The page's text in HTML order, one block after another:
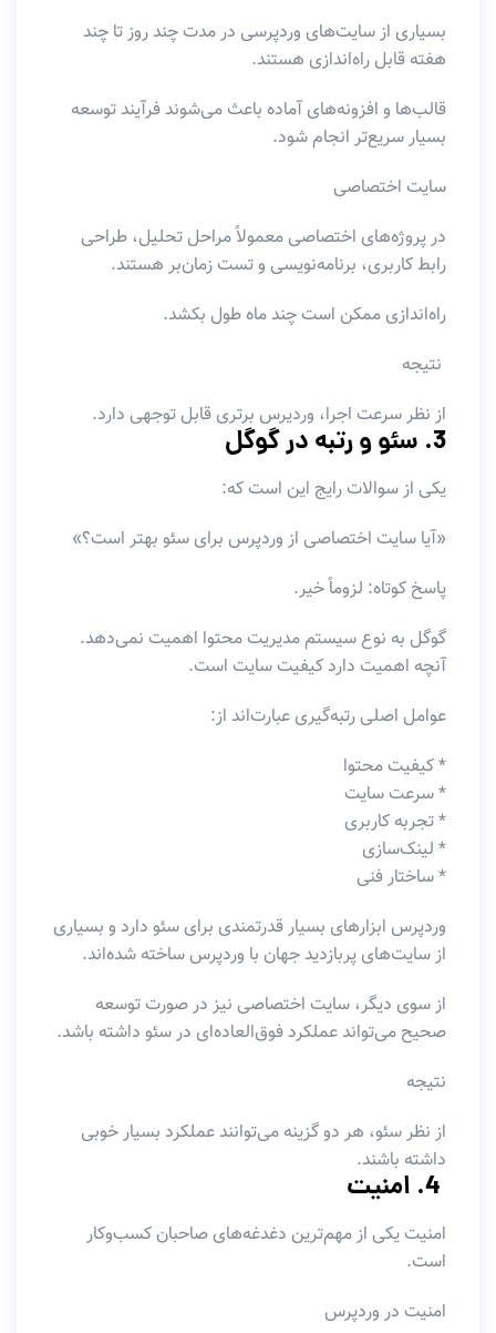
بسیاری از سایت‌های وردپرسی در مدت چند روز تا چند
هفته قابل راه‌اندازی هستند.
قالب‌ها و افزونه‌های آماده باعث می‌شوند فرآیند توسعه
بسیار سریع‌تر انجام شود.
سایت اختصاصی
در پروژه‌های اختصاصی معمولاً مراحل تحلیل، طراحی
رابط کاربری، برنامه‌نویسی و تست زمان‌بر هستند.
راه‌اندازی ممکن است چند ماه طول بکشد.
نتیجه
از نظر سرعت اجرا، وردپرس برتری قابل توجهی دارد.
3. سئو و رتبه در گوگل
یکی از سوالات رایج این است که:
«آیا سایت اختصاصی از وردپرس برای سئو بهتر است؟»
پاسخ کوتاه: لزوماً خیر.
گوگل به نوع سیستم مدیریت محتوا اهمیت نمی‌دهد.
آنچه اهمیت دارد کیفیت سایت است.
عوامل اصلی رتبه‌گیری عبارت‌اند از:
* کیفیت محتوا
* سرعت سایت
* تجربه کاربری
* لینک‌سازی
* ساختار فنی
وردپرس ابزارهای بسیار قدرتمندی برای سئو دارد و بسیاری
از سایت‌های پربازدید جهان با وردپرس ساخته شده‌اند.
از سوی دیگر، سایت اختصاصی نیز در صورت توسعه
صحیح می‌تواند عملکرد فوق‌العاده‌ای در سئو داشته باشد.
نتیجه
از نظر سئو، هر دو گزینه می‌توانند عملکرد بسیار خوبی
داشته باشند.
امنیت یکی از مهم‌ترین دغدغه‌های صاحبان کسب‌وکار
است.
امنیت در وردپرس